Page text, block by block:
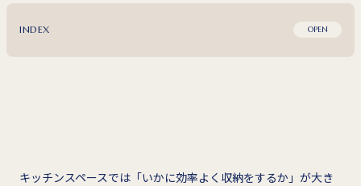
INDEX OPEN
キッチンスペースでは「いかに効率よく収納をするか」が大き